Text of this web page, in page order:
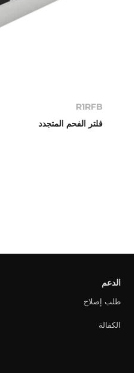
R1RFB
فلتر الفحم المتجدد
الدعم
طلب إصلاح
الكفالة